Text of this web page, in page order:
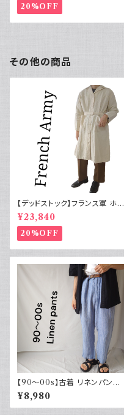
20%OFF
その他の商品
【デッドストック】フランス軍 ホス
ピタルコート リネンコート シン
グルタイプ
¥23,840
20%OFF
【90～00s】古着 リネンパンツ
ストライプ ライトブルー 夏 スラ
ックス
¥8,980